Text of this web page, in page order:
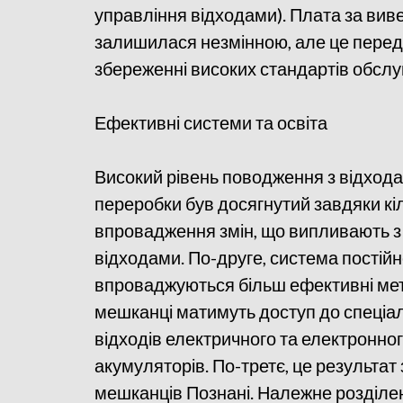
управління відходами). Плата за
залишилася незмінною, але це
збереженні високих стандартів
Ефективні системи та освіта
Високий рівень поводження з
переробки був досягнутий завдяки
впровадження змін, що випливають
відходами. По-друге, система
впроваджуються більш ефективні
мешканці матимуть доступ до
відходів електричного та
акумуляторів. По-третє, це результат
мешканців Познані. Належне